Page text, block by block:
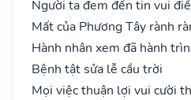
Người ta đem đến tin vui
Mất của Phương Tây rành
Hành nhân xem đã hành
Bệnh tật sửa lễ cầu trời
Mọi việc thuận lợi vui cười